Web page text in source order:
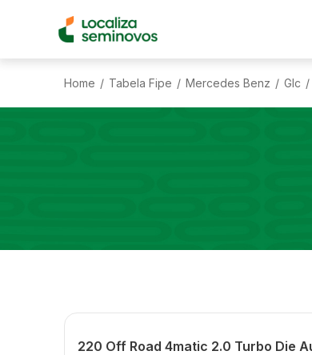
Home / Tabela Fipe / Mercedes Benz / Glc /
220 Off Road 4matic 2.0 Turbo Die